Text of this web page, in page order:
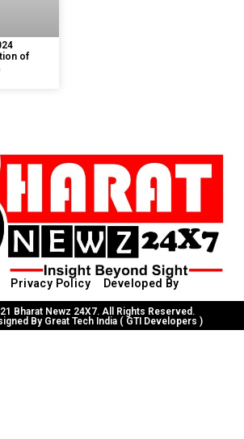
of
Privacy Policy Developed By
Bharat Newz 24X7. All Rights Reserved.
By Great Tech India ( GTI Developers )